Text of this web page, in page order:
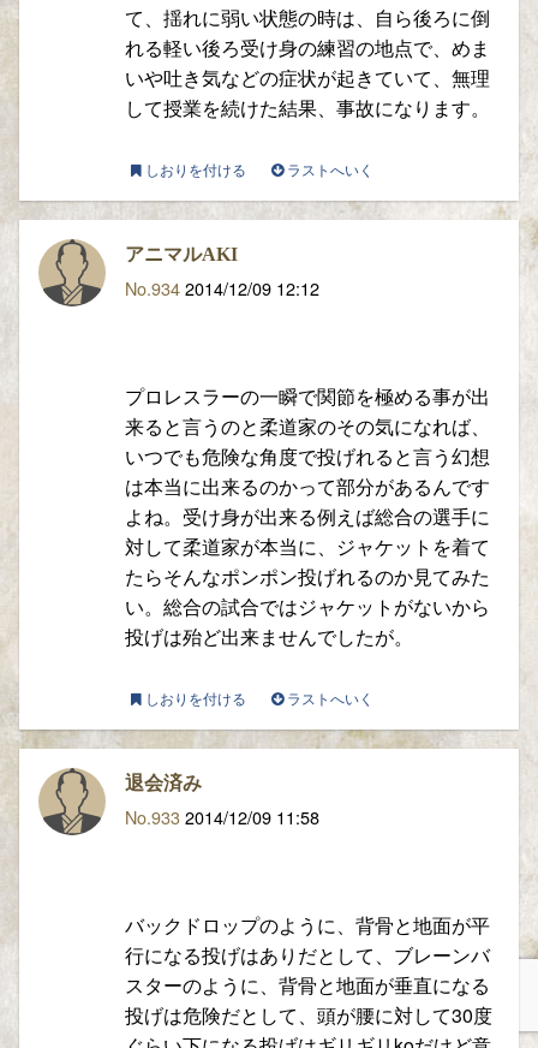
て、揺れに弱い状態の時は、自ら後ろに倒
れる軽い後ろ受け身の練習の地点で、めま
いや吐き気などの症状が起きていて、無理
して授業を続けた結果、事故になります。
しおりを付ける ラストへいく
アニマルAKI
No.9342014/12/09 12:12
プロレスラーの一瞬で関節を極める事が出
来ると言うのと柔道家のその気になれば、
いつでも危険な角度で投げれると言う幻想
は本当に出来るのかって部分があるんです
よね。受け身が出来る例えば総合の選手に
対して柔道家が本当に、ジャケットを着て
たらそんなポンポン投げれるのか見てみた
い。総合の試合ではジャケットがないから
投げは殆ど出来ませんでしたが。
しおりを付ける ラストへいく
退会済み
No.9332014/12/09 11:58
バックドロップのように、背骨と地面が平
行になる投げはありだとして、ブレーンバ
スターのように、背骨と地面が垂直になる
投げは危険だとして、頭が腰に対して30度